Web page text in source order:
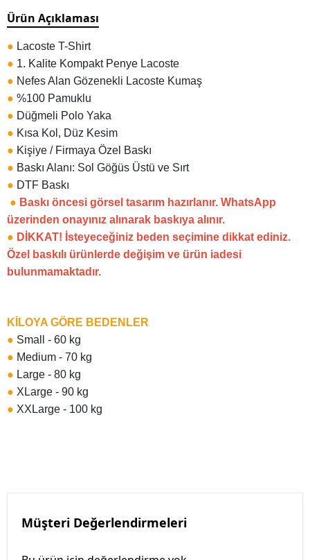
Ürün Açıklaması
● Lacoste T-Shirt
● 1. Kalite Kompakt Penye Lacoste
● Nefes Alan Gözenekli Lacoste Kumaş
● %100 Pamuklu
● Düğmeli Polo Yaka
● Kısa Kol, Düz Kesim
● Kişiye / Firmaya Özel Baskı
● Baskı Alanı: Sol Göğüs Üstü ve Sırt
● DTF Baskı
● Baskı öncesi görsel tasarım hazırlanır. WhatsApp
üzerinden onayınız alınarak baskıya alınır.
● DİKKAT! İsteyeceğiniz beden seçimine dikkat ediniz.
Özel baskılı ürünlerde değişim ve ürün iadesi
bulunmamaktadır.
KİLOYA GÖRE BEDENLER
● Small - 60 kg
● Medium - 70 kg
● Large - 80 kg
● XLarge - 90 kg
● XXLarge - 100 kg
Müşteri Değerlendirmeleri